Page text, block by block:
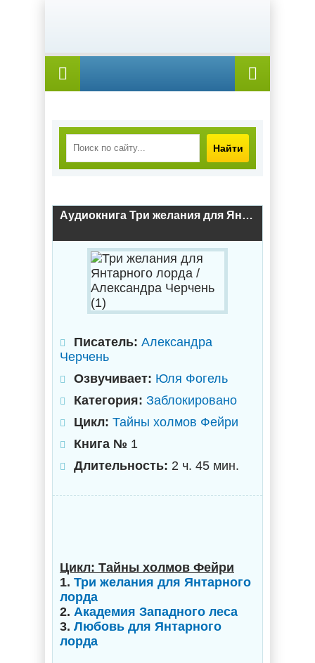
Найти
Аудиокнига Три желания для Янтарного лорда / Александра Черчень (1)
Писатель: Александра
Черчень
Озвучивает: Юля Фогель
Категория: Заблокировано
Цикл: Тайны холмов Фейри
Книга № 1
Длительность: 2 ч. 45 мин.
Цикл: Тайны холмов Фейри
1. Три желания для Янтарного
лорда
2. Академия Западного леса
3. Любовь для Янтарного
лорда